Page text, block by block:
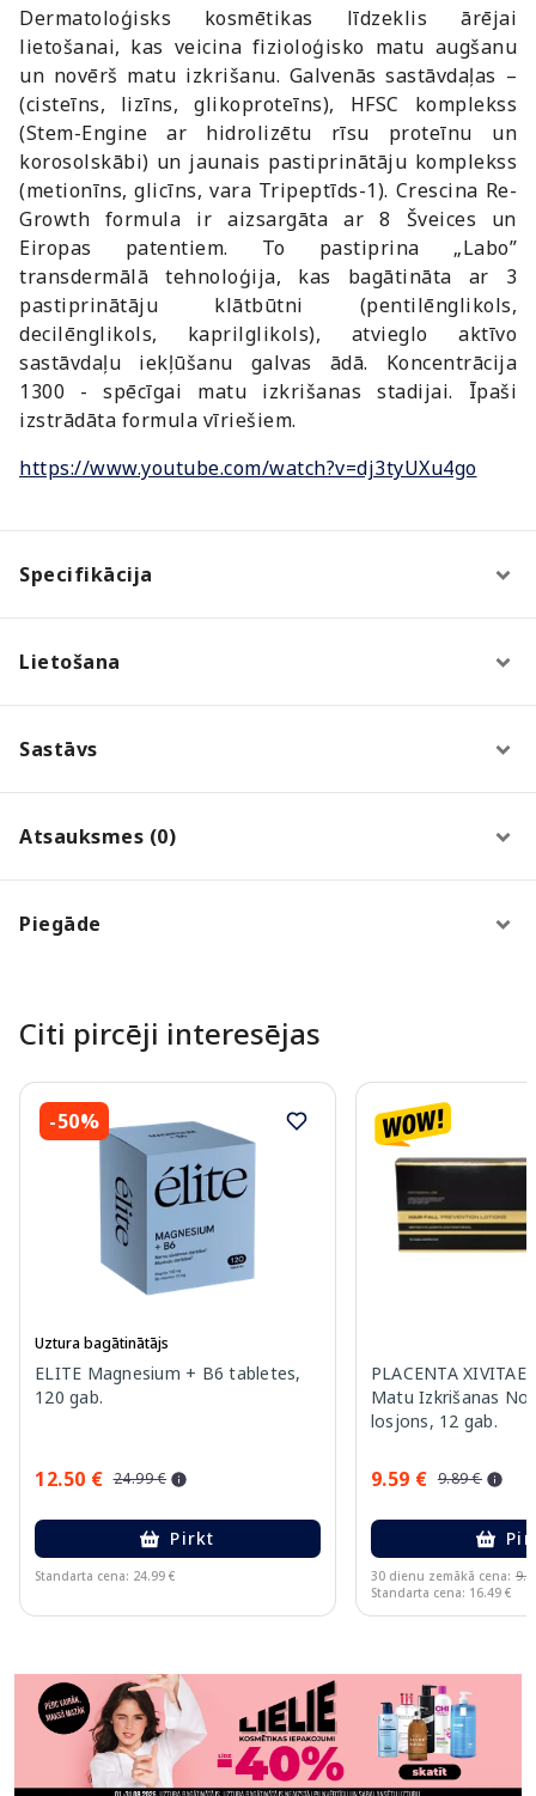
Dermatoloģisks kosmētikas līdzeklis ārējai
lietošanai, kas veicina fizioloģisko matu augšanu
un novērš matu izkrišanu. Galvenās sastāvdaļas –
(cisteīns, lizīns, glikoproteīns), HFSC komplekss
(Stem-Engine ar hidrolizētu rīsu proteīnu un
korosolskābi) un jaunais pastiprinātāju komplekss
(metionīns, glicīns, vara Tripeptīds-1). Crescina Re-
Growth formula ir aizsargāta ar 8 Šveices un
Eiropas patentiem. To pastiprina „Labo”
transdermālā tehnoloģija, kas bagātināta ar 3
pastiprinātāju klātbūtni (pentilēnglikols,
decilēnglikols, kaprilglikols), atvieglo aktīvo
sastāvdaļu iekļūšanu galvas ādā. Koncentrācija
1300 - spēcīgai matu izkrišanas stadijai. Īpaši
izstrādāta formula vīriešiem.
https://www.youtube.com/watch?v=dj3tyUXu4go
Specifikācija
Lietošana
Sastāvs
Atsauksmes (0)
Piegāde
Citi pircēji interesējas
-50%
Uztura bagātinātājs
ELITE Magnesium + B6 tabletes,
120 gab.
12.50 € 24.99 €
Pirkt
Standarta cena: 24.99 €
PLACENTA
Matu Izkrišanas
losjons, 12 gab.
9.59 € 9.89 €
30 dienu zemākā cena:
Standarta cena: 16.49 €